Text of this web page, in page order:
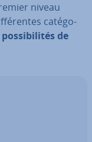
niveau
ca­té­go­
de